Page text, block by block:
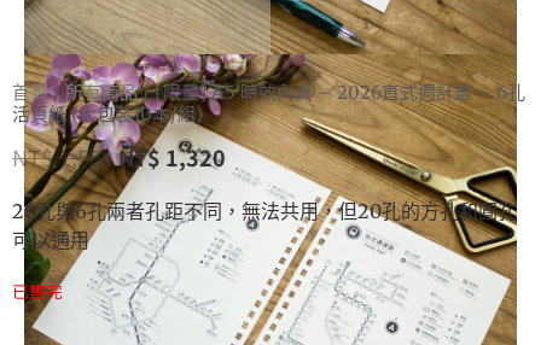
首頁/所有商品/ [限量] A5 時效內頁 – 2026直式週計畫 – 6孔
活頁紙 (大包裝10本/組)
NT$1,550NT$ 1,320
20孔與6孔兩者孔距不同，無法共用，但20孔的方孔和圓孔
可以通用
已售完